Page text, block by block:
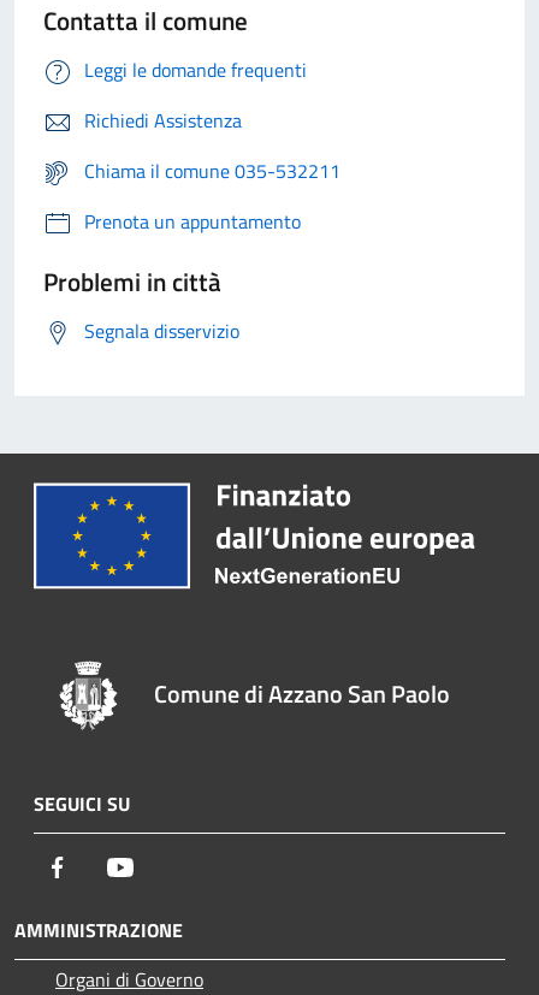
Contatta il comune
Leggi le domande frequenti
Richiedi Assistenza
Chiama il comune 035-532211
Prenota un appuntamento
Problemi in città
Segnala disservizio
Comune di Azzano San Paolo
SEGUICI SU
Facebook
AMMINISTRAZIONE
Organi di Governo